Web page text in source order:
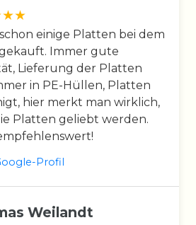
einige Platten bei dem
Immer gute
Lieferung der Platten
in PE-Hüllen, Platten
hier merkt man wirklich,
Platten geliebt werden.
Profil
Weilandt